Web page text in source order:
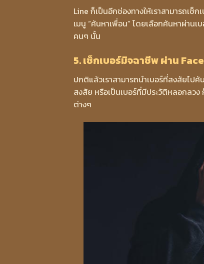
Line ก็เป็นอีกช่องทางให้เราสามารถเช็
เมนู “ค้นหาเพื่อน” โดยเลือกค้นหาผ่านเ
คนๆ นั้น
5. เช็กเบอร์มิจฉาชีพ ผ่าน
ปกติแล้วเราสามารถนำเบอร์ที่สงสัยไป
สงสัย หรือเป็นเบอร์ที่มีประวัติหลอกลว
ต่างๆ